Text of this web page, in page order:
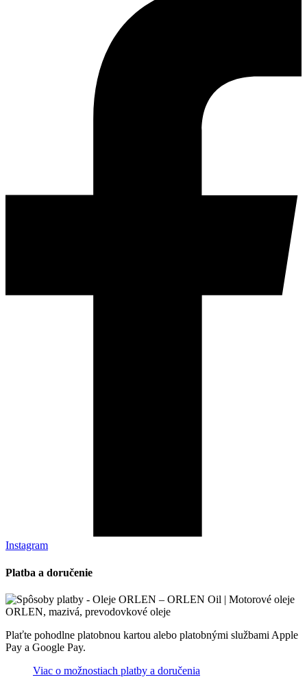
Instagram
Platba a doručenie
Plaťte pohodlne platobnou kartou alebo platobnými službami Apple
Pay a Google Pay.
Viac o možnostiach platby a doručenia